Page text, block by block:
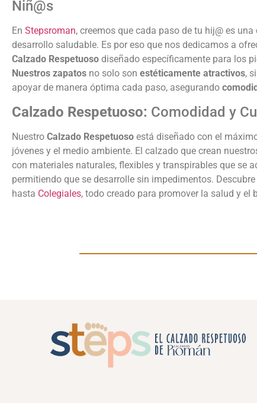
Niñ@s
En Stepsroman, creemos que cada paso de tu hij@ es
desarrollo saludable. Es por eso que nos dedicamos a
Calzado Respetuoso diseñado específicamente para los
Nuestros zapatos no solo son estéticamente atractivos,
apoyar de manera óptima cada paso, asegurando
Calzado Respetuoso: Comodidad y
Nuestro Calzado Respetuoso está diseñado con el
jóvenes y el medio ambiente. El calzado que crean
con materiales naturales, flexibles y transpirables que se
permitiendo que se desarrolle sin impedimentos.
hasta Colegiales, todo creado para promover la salud y el